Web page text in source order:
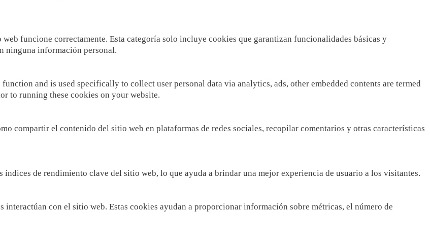
funcione correctamente. Esta categoría solo incluye cookies que garantizan funcionalidades básicas y
ninguna información personal.
and is used specifically to collect user personal data via analytics, ads, other embedded contents are termed
to running these cookies on your website.
compartir el contenido del sitio web en plataformas de redes sociales, recopilar comentarios y otras características
de rendimiento clave del sitio web, lo que ayuda a brindar una mejor experiencia de usuario a los visitantes.
con el sitio web. Estas cookies ayudan a proporcionar información sobre métricas, el número de